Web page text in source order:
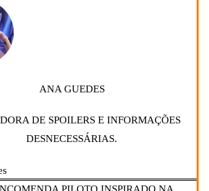
ANA GUEDES
DE SPOILERS E INFORMAÇÕES
DESNECESSÁRIAS.